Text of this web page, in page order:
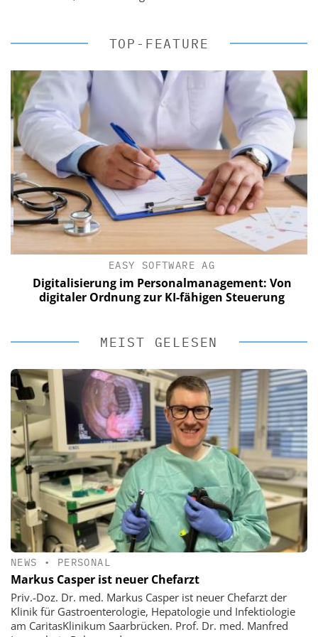
TOP-FEATURE
EASY SOFTWARE AG
Digitalisierung im Personalmanagement: Von
digitaler Ordnung zur KI-fähigen Steuerung
MEIST GELESEN
NEWS • PERSONAL
Markus Casper ist neuer Chefarzt
Priv.-Doz. Dr. med. Markus Casper ist neuer Chefarzt der
Klinik für Gastroenterologie, Hepatologie und Infektiologie
am CaritasKlinikum Saarbrücken. Prof. Dr. med. Manfred